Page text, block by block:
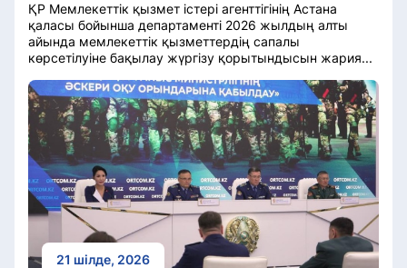
ҚР Мемлекеттік қызмет істері агенттігінің Астана
қаласы бойынша департаменті 2026 жылдың алты
айында мемлекеттік қызметтердің сапалы
көрсетілуіне бақылау жүргізу қорытындысын жария...
21 шілде, 2026